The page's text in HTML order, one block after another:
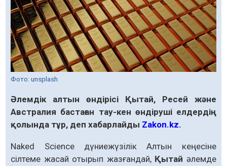
Фото: unsplash
Әлемдік алтын өндірісі Қытай, Ресей және
Австралия бастаған тау-кен өндіруші елдердің
қолында тұр, деп хабарлайды Zakon.kz.
Naked Science дүниежүзілік Алтын кеңесіне
сілтеме жасай отырып жазғандай, Қытай әлемде